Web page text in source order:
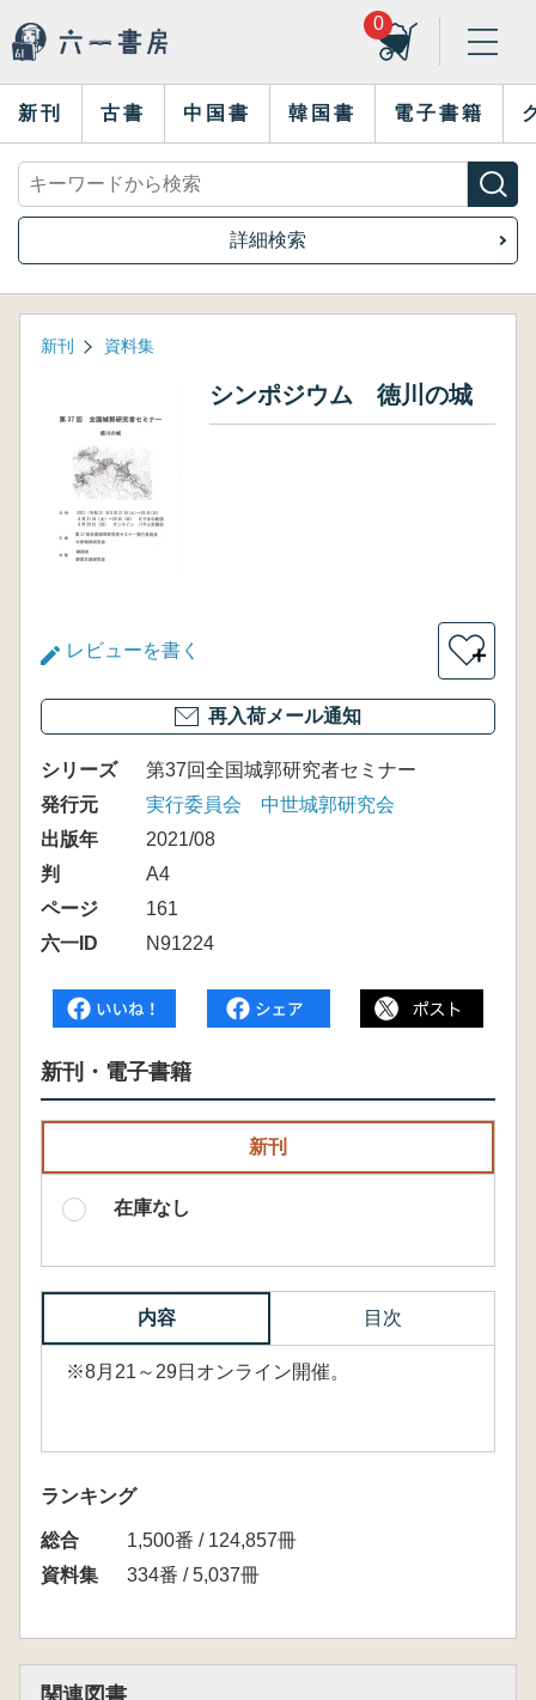
0
新刊 古書 中国書 韓国書 電子書籍
詳細検索
新刊 資料集
シンポジウム 徳川の城
レビューを書く ＋
再入荷メール通知
シリーズ
第37回全国城郭研究者セミナー
発行元
実行委員会 中世城郭研究会
出版年
2021/08
判
A4
ページ
161
六一ID
N91224
新刊・電子書籍
新刊
在庫なし
内容 目次
※8月21～29日オンライン開催。
ランキング
総合
1,500番 / 124,857冊
資料集
334番 / 5,037冊
関連図書